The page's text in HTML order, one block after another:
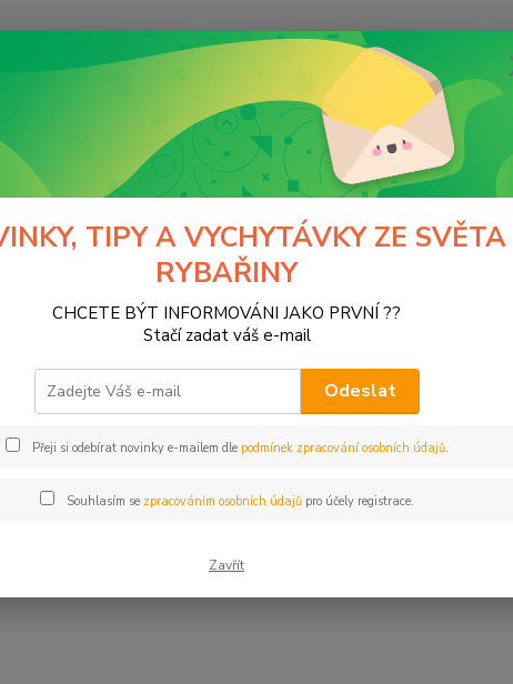
heslo
vytvořený účet, ale zapomněli jste své heslo, zadejte svou e-
na ni e-mail s odkazem pro nastavení nového hesla.
TIPY A VYCHYTÁVKY ZE SVĚTA
RYBAŘINY
CHCETE BÝT INFORMOVÁNI JAKO PRVNÍ ??
Stačí zadat váš e-mail
Odeslat
Přeji si odebírat novinky e-mailem dle podmínek zpracování osobních údajů.
Souhlasím se zpracováním osobních údajůpro účely registrace.
Zavřít